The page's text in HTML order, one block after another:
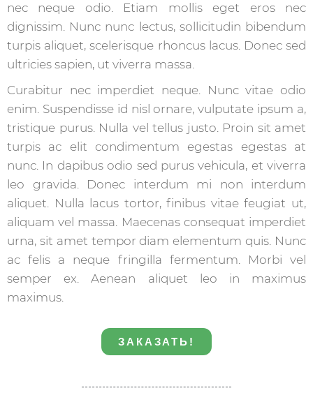
nec neque odio. Etiam mollis eget eros nec
dignissim. Nunc nunc lectus, sollicitudin bibendum
turpis aliquet, scelerisque rhoncus lacus. Donec sed
ultricies sapien, ut viverra massa.
Curabitur nec imperdiet neque. Nunc vitae odio
enim. Suspendisse id nisl ornare, vulputate ipsum a,
tristique purus. Nulla vel tellus justo. Proin sit amet
turpis ac elit condimentum egestas egestas at
nunc. In dapibus odio sed purus vehicula, et viverra
leo gravida. Donec interdum mi non interdum
aliquet. Nulla lacus tortor, finibus vitae feugiat ut,
aliquam vel massa. Maecenas consequat imperdiet
urna, sit amet tempor diam elementum quis. Nunc
ac felis a neque fringilla fermentum. Morbi vel
semper ex. Aenean aliquet leo in maximus
maximus.
ЗАКАЗАТЬ!